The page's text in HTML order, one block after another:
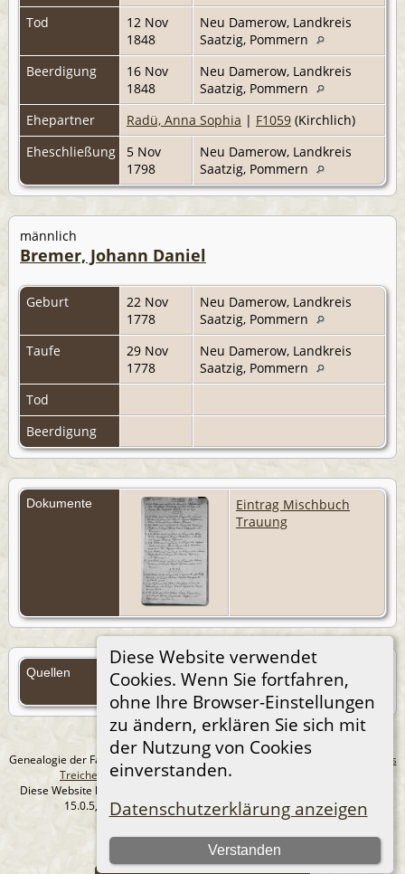
Diese Website verwendet
Cookies. Wenn Sie fortfahren,
ohne Ihre Browser-Einstellungen
zu ändern, erklären Sie sich mit
der Nutzung von Cookies
einverstanden.
Datenschutzerklärung anzeigen
Verstanden
Tod
12 Nov
1848
Neu Damerow, Landkreis
Saatzig, Pommern
Beerdigung
16 Nov
1848
Neu Damerow, Landkreis
Saatzig, Pommern
Ehepartner
Radü, Anna Sophia | F1059 (Kirchlich)
Eheschließung
5 Nov
1798
Neu Damerow, Landkreis
Saatzig, Pommern
männlich
Bremer, Johann Daniel
Geburt
22 Nov
1778
Neu Damerow, Landkreis
Saatzig, Pommern
Taufe
29 Nov
1778
Neu Damerow, Landkreis
Saatzig, Pommern
Tod
Beerdigung
Dokumente
Eintrag Mischbuch
Trauung
Quellen
Quellen (Anmelden)
Genealogie der Familie Treichel aus Berlin. - erstellt und betreut von
Andreas
Treichel
Copyright © 2014-2026 Alle Rechte vorbehalten.
Diese Website läuft mit
15.0.5, programmiert von Darrin Lythgoe © 2001-2026.
Datenschutzerklärung
--- Self-Hosted at home ---